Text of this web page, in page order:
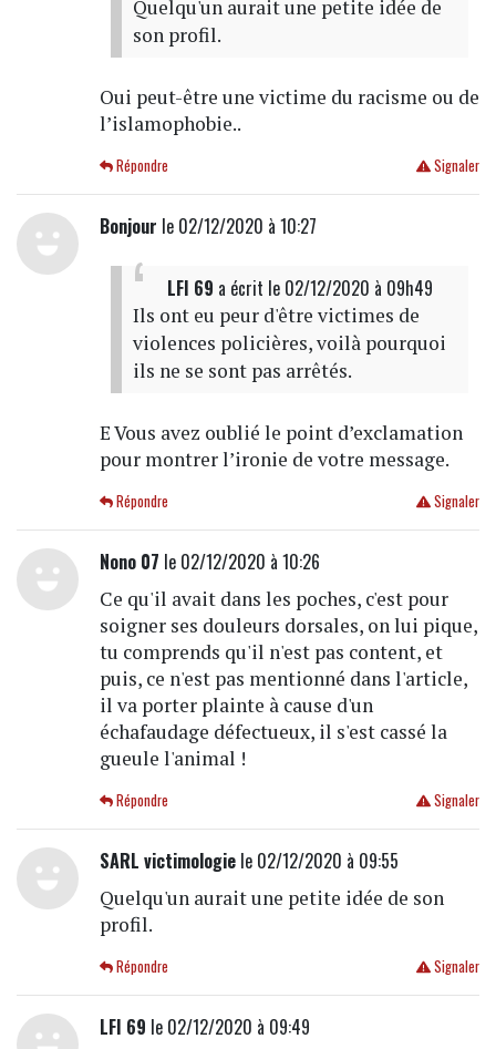
Quelqu'un aurait une petite idée de
son profil.
Oui peut-être une victime du racisme ou de
l’islamophobie..
Signaler
Répondre
Bonjour le 02/12/2020 à 10:27
LFI 69 a écrit le 02/12/2020 à 09h49
Ils ont eu peur d'être victimes de
violences policières, voilà pourquoi
ils ne se sont pas arrêtés.
E Vous avez oublié le point d’exclamation
pour montrer l’ironie de votre message.
Signaler
Répondre
Nono 07 le 02/12/2020 à 10:26
Ce qu'il avait dans les poches, c'est pour
soigner ses douleurs dorsales, on lui pique,
tu comprends qu'il n'est pas content, et
puis, ce n'est pas mentionné dans l'article,
il va porter plainte à cause d'un
échafaudage défectueux, il s'est cassé la
gueule l'animal !
Signaler
Répondre
SARL victimologiele 02/12/2020 à 09:55
Quelqu'un aurait une petite idée de son
profil.
Signaler
Répondre
LFI 69 le 02/12/2020 à 09:49